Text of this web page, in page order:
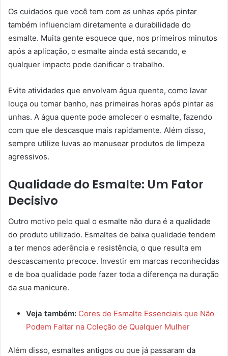
Os cuidados que você tem com as unhas após pintar
também influenciam diretamente a durabilidade do
esmalte. Muita gente esquece que, nos primeiros minutos
após a aplicação, o esmalte ainda está secando, e
qualquer impacto pode danificar o trabalho.
Evite atividades que envolvam água quente, como lavar
louça ou tomar banho, nas primeiras horas após pintar as
unhas. A água quente pode amolecer o esmalte, fazendo
com que ele descasque mais rapidamente. Além disso,
sempre utilize luvas ao manusear produtos de limpeza
agressivos.
Qualidade do Esmalte: Um Fator
Decisivo
Outro motivo pelo qual o esmalte não dura é a qualidade
do produto utilizado. Esmaltes de baixa qualidade tendem
a ter menos aderência e resistência, o que resulta em
descascamento precoce. Investir em marcas reconhecidas
e de boa qualidade pode fazer toda a diferença na duração
da sua manicure.
Veja também: Cores de Esmalte Essenciais que Não
Podem Faltar na Coleção de Qualquer Mulher
Além disso, esmaltes antigos ou que já passaram da